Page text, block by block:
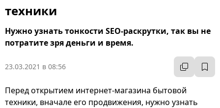
техники
Нужно узнать тонкости SEO-раскрутки, так вы не
потратите зря деньги и время.
23.03.2021 в 08:56
Перед открытием интернет-магазина бытовой
техники, вначале его продвижения, нужно узнать